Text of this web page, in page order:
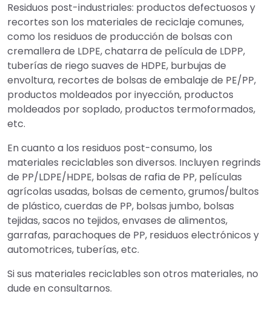
Residuos post-industriales: productos defectuosos y
recortes son los materiales de reciclaje comunes,
como los residuos de producción de bolsas con
cremallera de LDPE, chatarra de película de LDPP,
tuberías de riego suaves de HDPE, burbujas de
envoltura, recortes de bolsas de embalaje de PE/PP,
productos moldeados por inyección, productos
moldeados por soplado, productos termoformados,
etc.
En cuanto a los residuos post-consumo, los
materiales reciclables son diversos. Incluyen regrinds
de PP/LDPE/HDPE, bolsas de rafia de PP, películas
agrícolas usadas, bolsas de cemento, grumos/bultos
de plástico, cuerdas de PP, bolsas jumbo, bolsas
tejidas, sacos no tejidos, envases de alimentos,
garrafas, parachoques de PP, residuos electrónicos y
automotrices, tuberías, etc.
Si sus materiales reciclables son otros materiales, no
dude en consultarnos.